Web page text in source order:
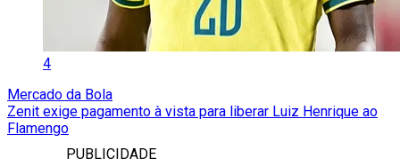
4
Mercado da Bola
Zenit exige pagamento à vista para liberar Luiz Henrique ao
Flamengo
PUBLICIDADE